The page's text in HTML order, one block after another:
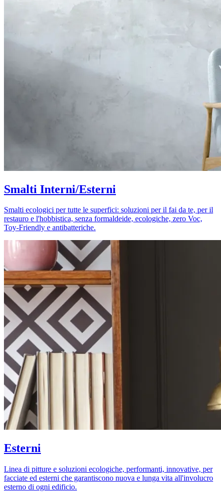
Smalti Interni/Esterni
Smalti ecologici per tutte le superfici: soluzioni per il fai da te, per il
restauro e l'hobbistica, senza formaldeide, ecologiche, zero Voc,
Toy-Friendly e antibatteriche.
Esterni
Linea di pitture e soluzioni ecologiche, performanti, innovative, per
facciate ed esterni che garantiscono nuova e lunga vita all'involucro
esterno di ogni edificio.